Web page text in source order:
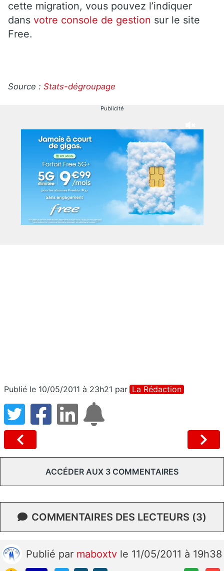
cette migration, vous pouvez l’indiquer
dans votre console de gestion sur le site
Free.
Source : Stats-dégroupage
Publicité
Publié le 10/05/2011 à 23h21 par La Rédaction
ACCÉDER AUX 3 COMMENTAIRES
COMMENTAIRES DES LECTEURS (3)
Publié par maboxtv le 11/05/2011 à 19h38